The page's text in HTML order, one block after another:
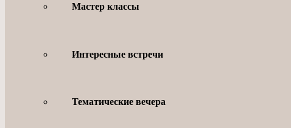
Мастер классы
Интересные встречи
Тематические вечера